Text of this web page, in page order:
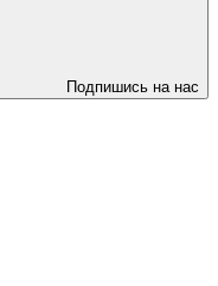
Подпишись на нас